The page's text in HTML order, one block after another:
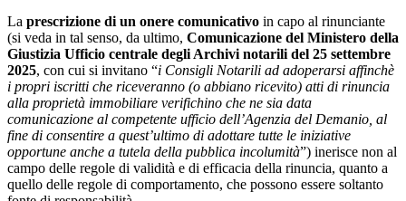
La prescrizione di un onere comunicativo in capo al rinunciante
(si veda in tal senso, da ultimo, Comunicazione del Ministero della
Giustizia Ufficio centrale degli Archivi notarili del 25 settembre
2025, con cui si invitano “i Consigli Notarili ad adoperarsi affinchè
i propri iscritti che riceveranno (o abbiano ricevito) atti di rinuncia
alla proprietà immobiliare verifichino che ne sia data
comunicazione al competente ufficio dell’Agenzia del Demanio, al
fine di consentire a quest’ultimo di adottare tutte le iniziative
opportune anche a tutela della pubblica incolumità”) inerisce non al
campo delle regole di validità e di efficacia della rinuncia, quanto a
quello delle regole di comportamento, che possono essere soltanto